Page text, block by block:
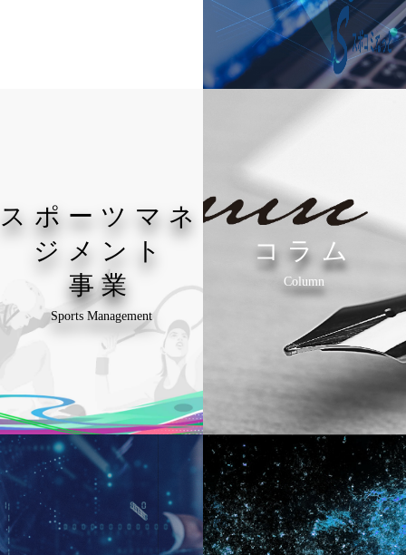
スポーツマネ
ジメント
事業
Sports Management
コラム
Column